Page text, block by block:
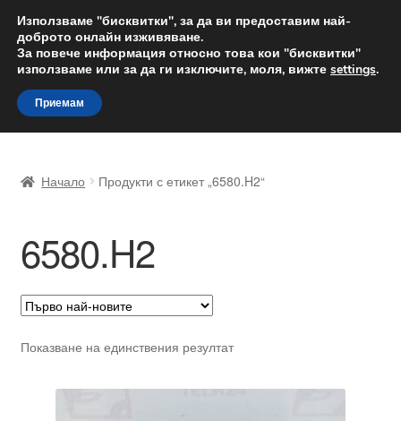
ДОСТАВКА от 12 лв.
Доставка по целия свят
Skip
to
navigation
Skip
to
content
Доставка по целия свят
Жалби
За нас
Контакт
Начало Продукти с етикет „6580.H2“
6580.H2
Показване на единствения резултат
Използваме "бисквитки", за да ви предоставим най-
доброто онлайн изживяване.
За повече информация относно това кои "бисквитки"
използваме или за да ги изключите, моля, вижте settings.
Приемам